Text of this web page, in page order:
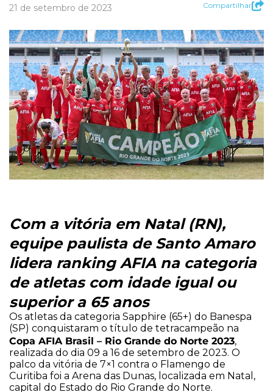
21 de setembro de 2023 Compartilhar
Com a vitória em Natal (RN),
equipe paulista de Santo Amaro
lidera ranking AFIA na categoria
de atletas com idade igual ou
superior a 65 anos
Os atletas da categoria Sapphire (65+) do Banespa
(SP) conquistaram o título de tetracampeão na
Copa AFIA Brasil – Rio Grande do Norte 2023,
realizada do dia 09 a 16 de setembro de 2023. O
palco da vitória de 7×1 contra o Flamengo de
Curitiba foi a Arena das Dunas, localizada em Natal,
capital do Estado do Rio Grande do Norte.